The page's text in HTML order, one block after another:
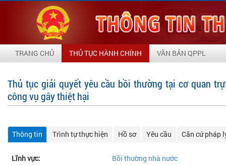
TRANG CHỦ THỦ TỤC HÀNH CHÍNH VĂN BẢN QPPL
Thủ tục giải quyết yêu cầu bồi thường tại cơ quan
công vụ gây thiệt hại
Thông tin Trình tự thực hiện Hồ sơ Yêu cầu Căn cứ pháp
Lĩnh vực:
Bồi thường nhà nước